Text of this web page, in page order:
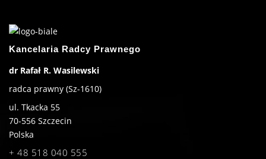
Kancelaria Radcy Prawnego
dr Rafał R. Wasilewski
radca prawny (Sz-1610)
ul. Tkacka 55
70-556 Szczecin
Polska
+ 48 518 040 555